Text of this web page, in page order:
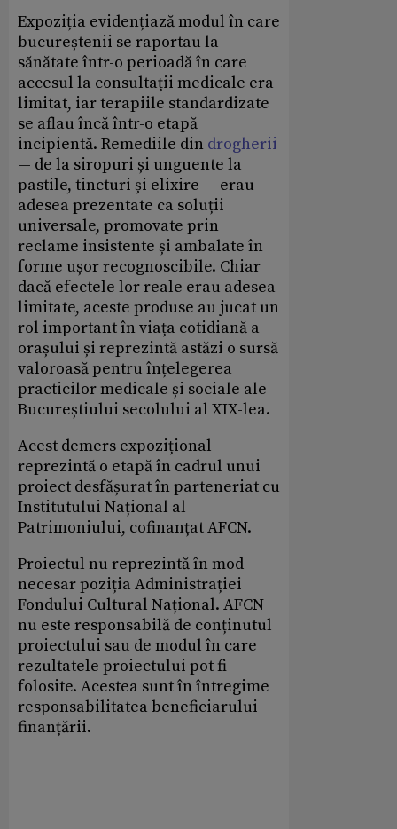
Expoziția evidențiază modul în care
bucureștenii se raportau la
sănătate într-o perioadă în care
accesul la consultații medicale era
limitat, iar terapiile standardizate
se aflau încă într-o etapă
incipientă. Remediile din drogherii
— de la siropuri și unguente la
pastile, tincturi și elixire — erau
adesea prezentate ca soluții
universale, promovate prin
reclame insistente și ambalate în
forme ușor recognoscibile. Chiar
dacă efectele lor reale erau adesea
limitate, aceste produse au jucat un
rol important în viața cotidiană a
orașului și reprezintă astăzi o sursă
valoroasă pentru înțelegerea
practicilor medicale și sociale ale
Bucureștiului secolului al XIX-lea.
Acest demers expozițional
reprezintă o etapă în cadrul unui
proiect desfășurat în parteneriat cu
Institutului Național al
Patrimoniului, cofinanțat AFCN.
Proiectul nu reprezintă în mod
necesar poziția Administrației
Fondului Cultural Național. AFCN
nu este responsabilă de conținutul
proiectului sau de modul în care
rezultatele proiectului pot fi
folosite. Acestea sunt în întregime
responsabilitatea beneficiarului
finanțării.